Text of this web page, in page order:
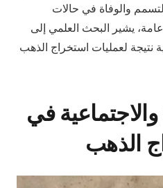
والوفاة في حالات
يشير البحث العلمي إلى
نتيجة لعمليات استخراج الذهب
والاجتماعية في
الذهب